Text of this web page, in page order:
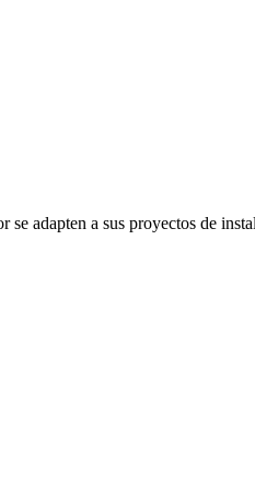
se adapten a sus proyectos de